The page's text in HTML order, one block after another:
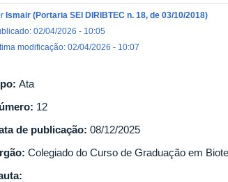
Ismair (Portaria SEI DIRIBTEC n. 18, de 03/10/2018)
02/04/2026 - 10:05
modificação: 02/04/2026 - 10:07
Ata
12
de publicação: 08/12/2025
Colegiado do Curso de Graduação em